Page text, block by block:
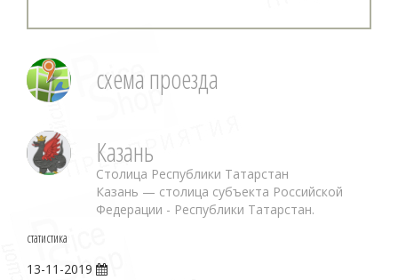
схема проезда
Казань
Столица Республики Татарстан
Казань — столица субъекта Российской
Федерации - Республики Татарстан.
статистика
13-11-2019